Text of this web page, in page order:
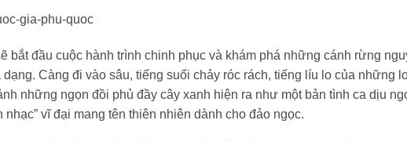
bắt đầu cuộc hành trình chinh phục và khám phá những cánh rừng
Càng đi vào sâu, tiếng suối chảy róc rách, tiếng líu lo của những
những ngọn đồi phủ đầy cây xanh hiện ra như một bản tình ca dịu
nhạc” vĩ đại mang tên thiên nhiên dành cho đảo ngọc.